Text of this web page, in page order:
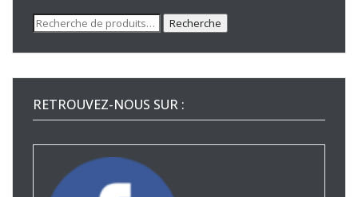
Recherche
pour :
Recherche
RETROUVEZ-NOUS SUR :